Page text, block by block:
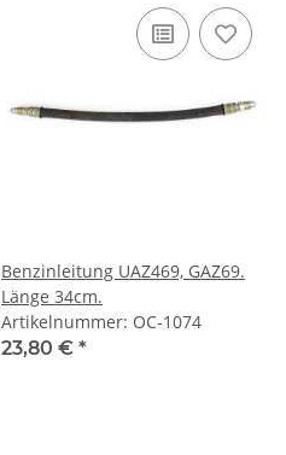
Benzinleitung UAZ469, GAZ69.
Länge 34cm.
Artikelnummer: OC-1074
23,80 € *